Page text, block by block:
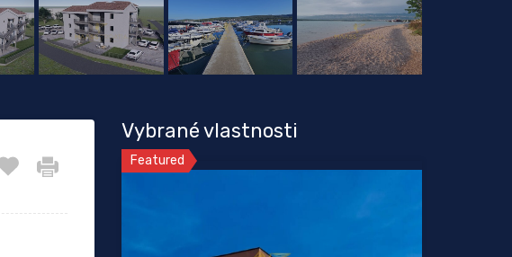
Vybrané vlastnosti
Featured